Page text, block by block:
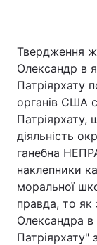
Твердження
Олександр в
Патріярхату
органів США
діяльність
ганебна
наклепники
моральної
правда, то як
Олександра в
Патріярхату"